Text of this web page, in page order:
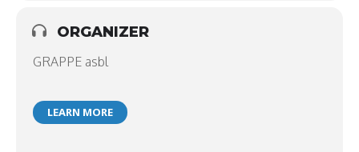
ORGANIZER
GRAPPE asbl
LEARN MORE